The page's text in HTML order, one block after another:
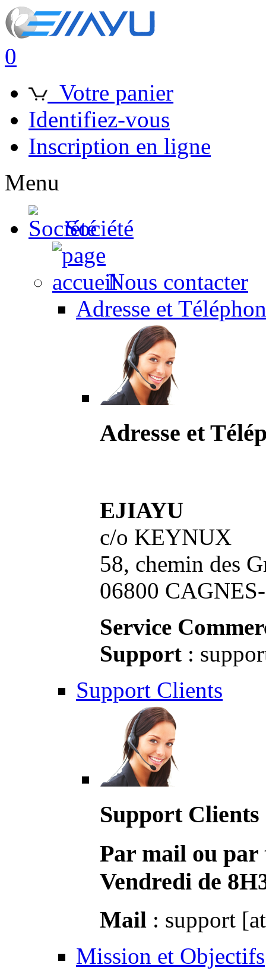
0
Votre panier
Identifiez-vous
Inscription en ligne
Menu
Société
Nous contacter
Adresse et
Adresse et
EJIAYU
c/o KEYNUX
58, chemin des
06800
Service
Support :
Support Clients
Support Clients
Par mail ou par
Vendredi de
Mail : support
Mission et Objectifs